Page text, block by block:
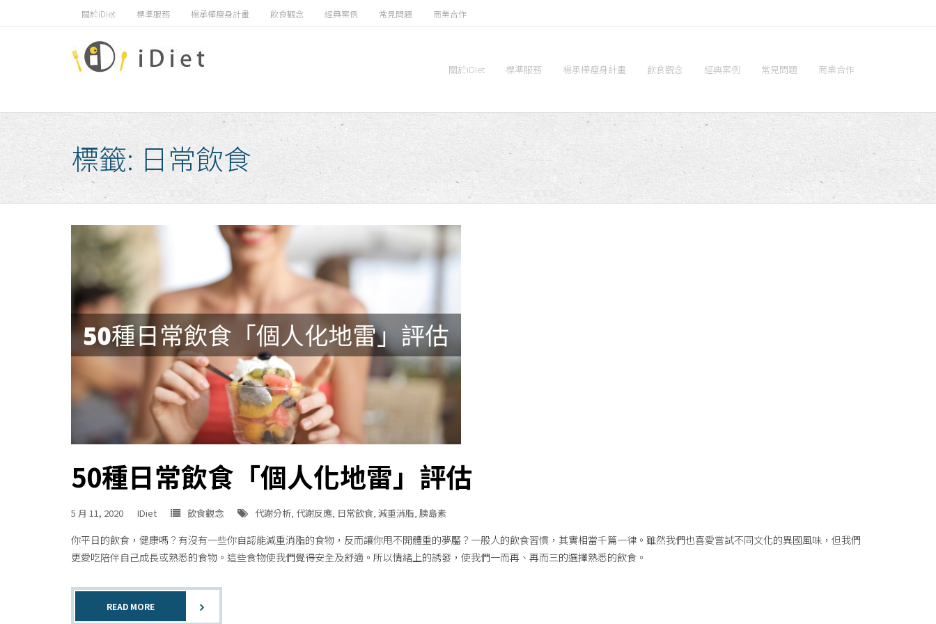
to
關於iDiet 標準服務 楊承樺瘦身計畫 飲食觀念 經典案例 常見問題 商業合作
關於iDiet 標準服務 楊承樺瘦身計畫 飲食觀念 經典案例 常見問題 商業合作
標籤:日常飲食
50種日常飲食「個人化地雷」評估
5 月 11, 2020 IDiet 飲食觀念 代謝分析, 代謝反應, 日常飲食, 減重消脂, 胰島素
你平日的飲食，健康嗎？有沒有一些你自認能減重消脂的食物，反而讓你甩不開體重的夢靨？一般人的飲食習慣，其實相當千篇一律。雖然我們也喜愛嘗試不同文化的異國風味，但我們
更愛吃陪伴自己成長或熟悉的食物。這些食物使我們覺得安全及舒適。所以情緒上的誘發，使我們一而再、再而三的選擇熟悉的飲食。
READ MORE